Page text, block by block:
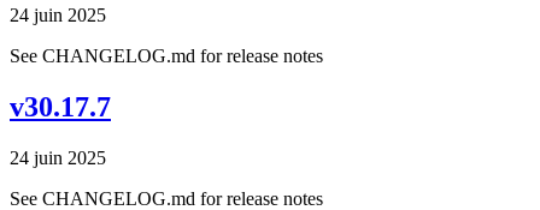
24 juin 2025
See CHANGELOG.md for release notes
v30.17.7
24 juin 2025
See CHANGELOG.md for release notes